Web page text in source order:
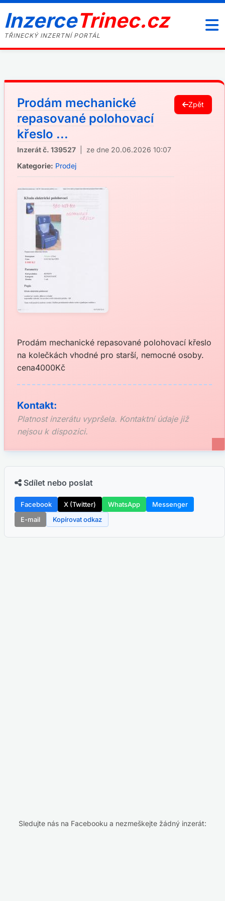
InzerceTrinec.cz
TŘINECKÝ INZERTNÍ PORTÁL
Prodám mechanické
repasované polohovací
křeslo ...
Inzerát č. 139527 | ze dne 20.06.2026 10:07
Kategorie: Prodej
Zpět
Prodám mechanické repasované polohovací křeslo
na kolečkách vhodné pro starší, nemocné osoby.
cena4000Kč
Kontakt:
Platnost inzerátu vypršela. Kontaktní údaje již
nejsou k dispozici.
Sdílet nebo poslat
Facebook X (Twitter) WhatsApp
Messenger
E-mail
Kopírovat odkaz
Sledujte nás na Facebooku a nezmeškejte žádný inzerát: